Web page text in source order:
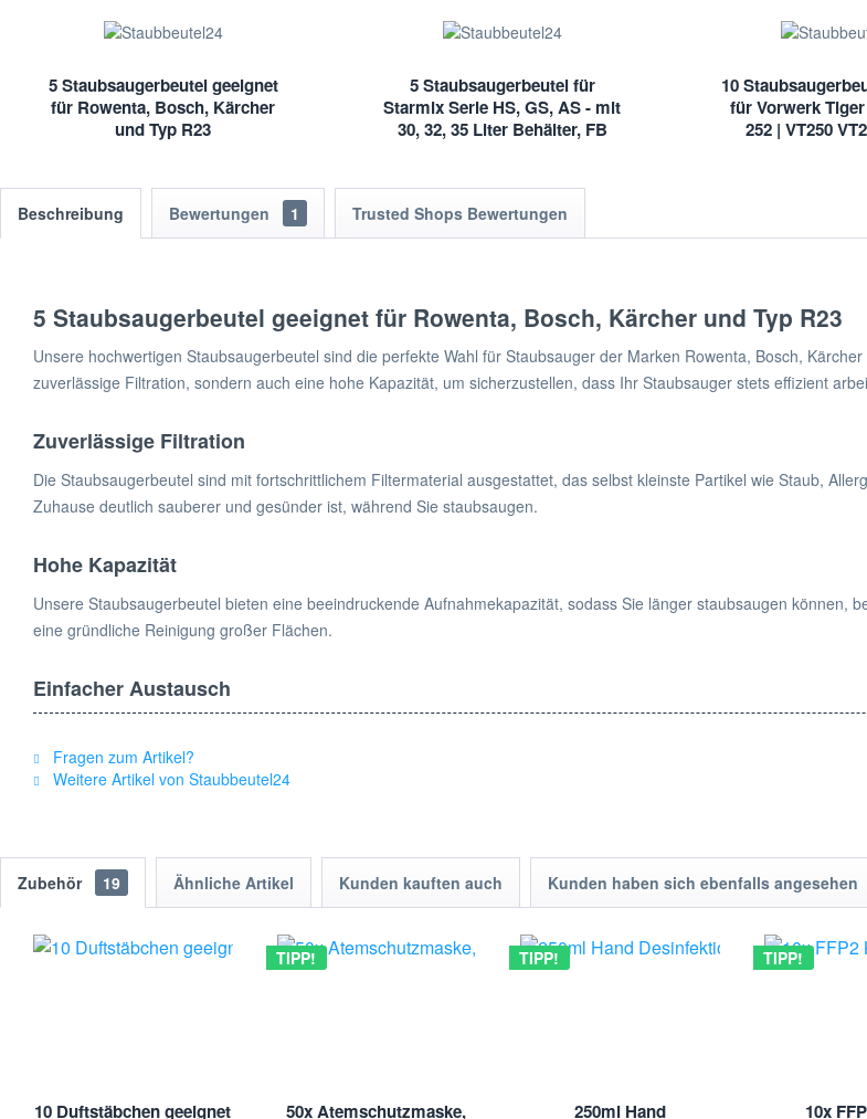
5 Staubsaugerbeutel geeignet
für Rowenta, Bosch, Kärcher
und Typ R23
5 Staubsaugerbeutel für
Starmix Serie HS, GS, AS - mit
30, 32, 35 Liter Behälter, FB
10
für Vorwerk Tiger
252 | VT250
Beschreibung Bewertungen 1 Trusted Shops Bewertungen
5 Staubsaugerbeutel geeignet für Rowenta, Bosch, Kärcher und Typ R23
Unsere hochwertigen Staubsaugerbeutel sind die perfekte Wahl für Staubsauger der Marken Rowenta, Bosch,
zuverlässige Filtration, sondern auch eine hohe Kapazität, um sicherzustellen, dass Ihr Staubsauger stets effizient
Zuverlässige Filtration
Die Staubsaugerbeutel sind mit fortschrittlichem Filtermaterial ausgestattet, das selbst kleinste Partikel wie Staub,
Zuhause deutlich sauberer und gesünder ist, während Sie staubsaugen.
Hohe Kapazität
Unsere Staubsaugerbeutel bieten eine beeindruckende Aufnahmekapazität, sodass Sie länger staubsaugen können,
eine gründliche Reinigung großer Flächen.
Einfacher Austausch
entweichen.
- Kompatibilität: Rowenta, Bosch, Kärcher und Typ R23
- Material: Hochwertiges Filtervlies
- Farbe: Weiß
- Hersteller: [Ihr Unternehmensname]
Fragen zum Artikel?
Weitere Artikel von Staubbeutel24
Zubehör 19 Ähnliche Artikel Kunden kauften auch Kunden haben sich ebenfalls angesehen
10 Duftstäbchen geeignet
TIPP!
50x Atemschutzmaske,
TIPP!
250ml Hand
TIPP!
10x